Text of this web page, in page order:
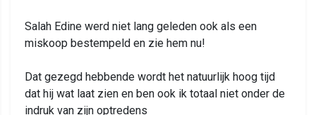
Salah Edine werd niet lang geleden ook als een
miskoop bestempeld en zie hem nu!
Dat gezegd hebbende wordt het natuurlijk hoog tijd
dat hij wat laat zien en ben ook ik totaal niet onder de
indruk van zijn optredens